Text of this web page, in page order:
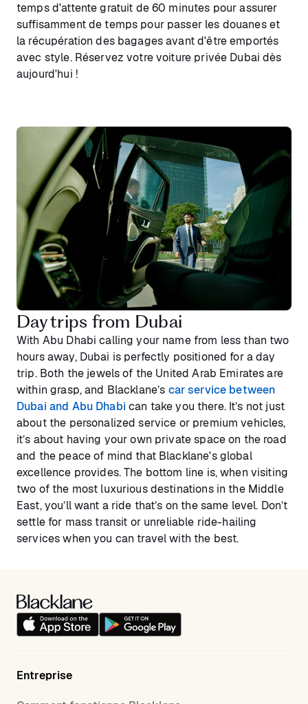
temps d'attente gratuit de 60 minutes pour assurer
suffisamment de temps pour passer les douanes et
la récupération des bagages avant d'être emportés
avec style. Réservez votre voiture privée Dubai dès
aujourd'hui !
Day trips from Dubai
With Abu Dhabi calling your name from less than two
hours away, Dubai is perfectly positioned for a day
trip. Both the jewels of the United Arab Emirates are
within grasp, and Blacklane’s car service between
Dubai and Abu Dhabi can take you there. It’s not just
about the personalized service or premium vehicles,
it’s about having your own private space on the road
and the peace of mind that Blacklane's global
excellence provides. The bottom line is, when visiting
two of the most luxurious destinations in the Middle
East, you’ll want a ride that’s on the same level. Don’t
settle for mass transit or unreliable ride-hailing
services when you can travel with the best.
Entreprise